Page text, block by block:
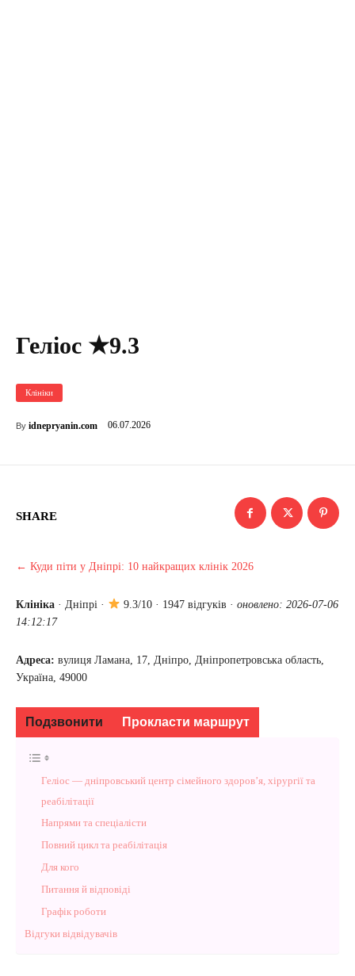
Геліос ★9.3
Клініки
By idnepryanin.com 06.07.2026
SHARE
← Куди піти у Дніпрі: 10 найкращих клінік 2026
Клініка · Дніпрі · 9.3/10 · 1947 відгуків · оновлено: 2026-07-06
14:12:17
Адреса: вулиця Ламана, 17, Дніпро, Дніпропетровська область,
Україна, 49000
Подзвонити Прокласти маршрут
Геліос — дніпровський центр сімейного здоров’я, хірургії та
реабілітації
Напрями та спеціалісти
Повний цикл та реабілітація
Для кого
Питання й відповіді
Графік роботи
Відгуки відвідувачів